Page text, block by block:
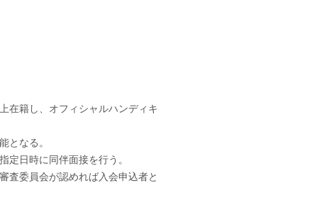
在籍し、オフィシャルハンディキ
となる。
日時に同伴面接を行う。
委員会が認めれば入会申込者と